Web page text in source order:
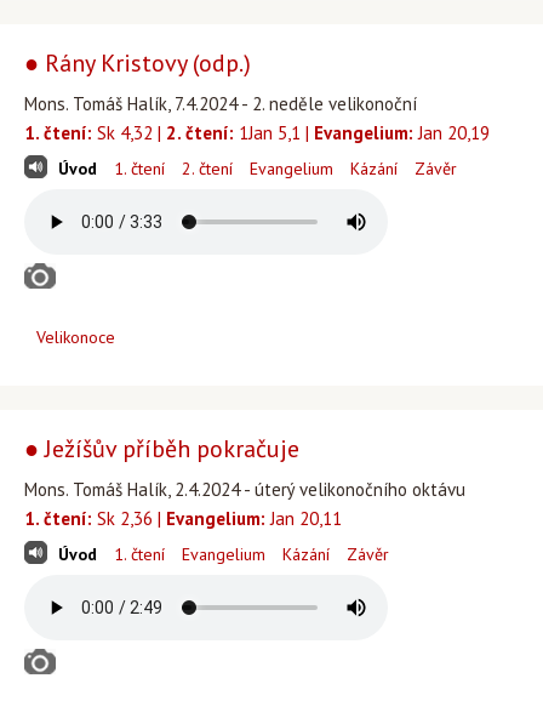
● Rány Kristovy (odp.)
Mons. Tomáš Halík, 7.4.2024 - 2. neděle velikonoční
1. čtení: Sk 4,32 | 2. čtení: 1Jan 5,1 | Evangelium: Jan 20,19
Úvod 1. čtení 2. čtení Evangelium Kázání Závěr
Velikonoce
● Ježíšův příběh pokračuje
Mons. Tomáš Halík, 2.4.2024 - úterý velikonočního oktávu
1. čtení: Sk 2,36 | Evangelium: Jan 20,11
Úvod 1. čtení Evangelium Kázání Závěr